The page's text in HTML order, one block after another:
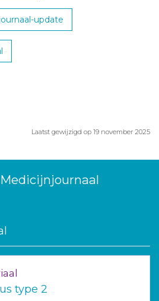
update
Laatst gewijzigd op 19 november 2025
type 2